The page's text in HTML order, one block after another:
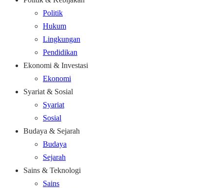
Politik
Hukum
Lingkungan
Pendidikan
Ekonomi & Investasi
Ekonomi
Syariat & Sosial
Syariat
Sosial
Budaya & Sejarah
Budaya
Sejarah
Sains & Teknologi
Sains